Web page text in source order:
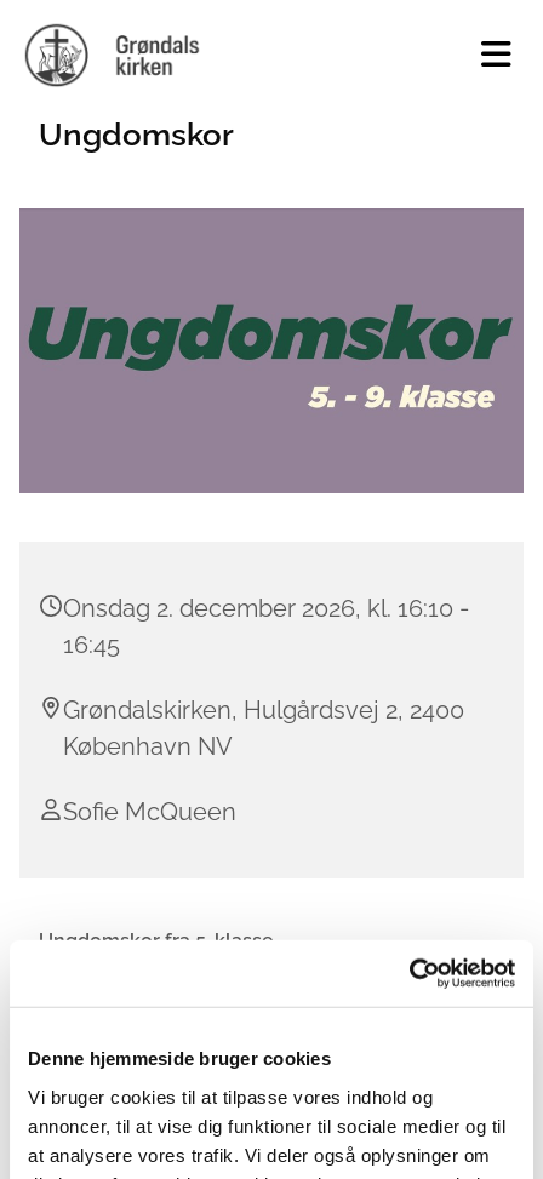
Denne hjemmeside bruger cookies
Vi bruger cookies til at tilpasse vores indhold og
annoncer, til at vise dig funktioner til sociale medier og til
at analysere vores trafik. Vi deler også oplysninger om
Ungdomskor
Onsdag 2. december 2026, kl. 16:10 -
16:45
Grøndalskirken, Hulgårdsvej 2, 2400
København NV
Sofie McQueen
Ungdomskor fra 5. klasse
I Grøndalskirkens børnekor bliver der skabt et trygt
at finde glæden ved musikken.
Der bliver lagt vægt på en god opvarmning og
forståelsen for at få stemmen til at arbejde sammen
med kroppen på en sund, sjov og fornuftig måde.